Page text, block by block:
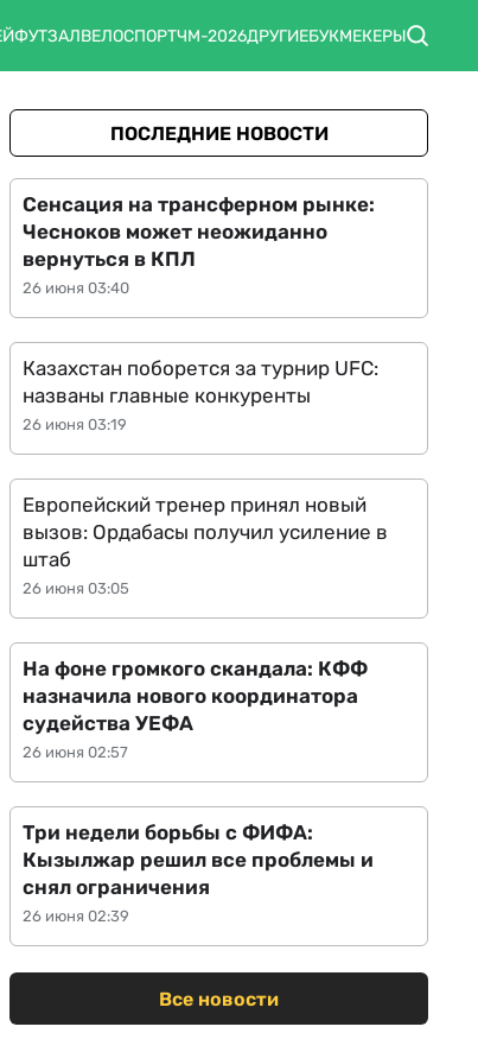
ФУТЗАЛВЕЛОСПОРТЧМ-2026ДРУГИЕБУКМЕКЕРЫ
ПОСЛЕДНИЕ НОВОСТИ
26 июня 03:40
Сенсация на трансферном рынке:
Чесноков может неожиданно
вернуться в КПЛ
26 июня 03:19
Казахстан поборется за турнир UFC:
названы главные конкуренты
26 июня 03:05
Европейский тренер принял новый
вызов: Ордабасы получил усиление в
штаб
26 июня 02:57
На фоне громкого скандала: КФФ
назначила нового координатора
судейства УЕФА
26 июня 02:39
Три недели борьбы с ФИФА:
Кызылжар решил все проблемы и
снял ограничения
Все новости